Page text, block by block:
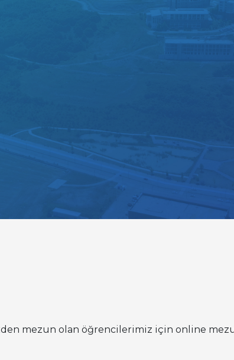
mezun olan öğrencilerimiz için online